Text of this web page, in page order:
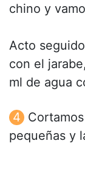
chino y
Acto
con el
ml de agua
pequeñas y